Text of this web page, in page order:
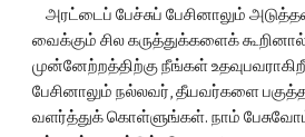
    அரட்டைப் பேச்சுப் பேசினாலும் அடுத்தவர்களை சிந்திக்க
வைக்கும் சில கருத்துக்களைக்
முன்னேற்றத்திற்கு நீங்கள்
பேசினாலும் நல்லவர், தீயவர்களை
வளர்த்துக் கொள்ளுங்கள். நாம்